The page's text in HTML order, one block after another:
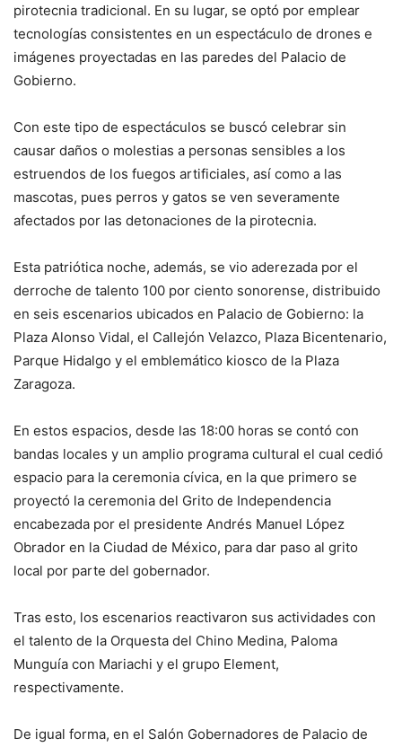
pirotecnia tradicional. En su lugar, se optó por emplear
tecnologías consistentes en un espectáculo de drones e
imágenes proyectadas en las paredes del Palacio de
Gobierno.
Con este tipo de espectáculos se buscó celebrar sin
causar daños o molestias a personas sensibles a los
estruendos de los fuegos artificiales, así como a las
mascotas, pues perros y gatos se ven severamente
afectados por las detonaciones de la pirotecnia.
Esta patriótica noche, además, se vio aderezada por el
derroche de talento 100 por ciento sonorense, distribuido
en seis escenarios ubicados en Palacio de Gobierno: la
Plaza Alonso Vidal, el Callejón Velazco, Plaza Bicentenario,
Parque Hidalgo y el emblemático kiosco de la Plaza
Zaragoza.
En estos espacios, desde las 18:00 horas se contó con
bandas locales y un amplio programa cultural el cual cedió
espacio para la ceremonia cívica, en la que primero se
proyectó la ceremonia del Grito de Independencia
encabezada por el presidente Andrés Manuel López
Obrador en la Ciudad de México, para dar paso al grito
local por parte del gobernador.
Tras esto, los escenarios reactivaron sus actividades con
el talento de la Orquesta del Chino Medina, Paloma
Munguía con Mariachi y el grupo Element,
respectivamente.
De igual forma, en el Salón Gobernadores de Palacio de